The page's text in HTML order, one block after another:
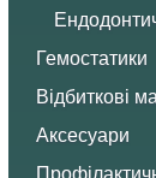
Гемостатики
Відбиткові
Аксесуари